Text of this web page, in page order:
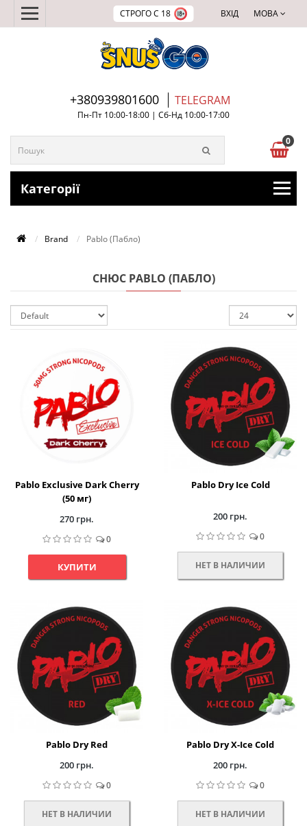
СТРОГО С 18 МОВА
ВХІД
+380939801600 TELEGRAM
Пн-Пт 10:00-18:00 | Сб-Нд 10:00-17:00
0
Категорії
Brand Pablo (Пабло)
СНЮС PABLO (ПАБЛО)
Pablo Exclusive Dark Cherry
(50 мг)
270 грн.
0
КУПИТИ
Pablo Dry Ice Cold
200 грн.
0
НЕТ В НАЛИЧИИ
Pablo Dry Red
200 грн.
0
НЕТ В НАЛИЧИИ
Pablo Dry X-Ice Cold
200 грн.
0
НЕТ В НАЛИЧИИ